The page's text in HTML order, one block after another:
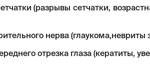
(разрывы сетчатки,
нерва (глаукома,невриты
отрезка глаза (кератиты,